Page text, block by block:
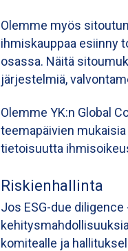
Olemme myös
ihmiskauppaa esiinny
osassa. Näitä
järjestelmiä,
Olemme YK:n Global
teemapäivien
tietoisuutta
Riskienhallinta
Jos ESG-due
komitealle ja